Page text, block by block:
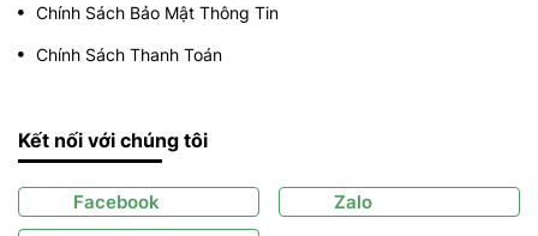
Chính Sách Bảo Mật Thông Tin
Chính Sách Thanh Toán
Kết nối với chúng tôi
Facebook Zalo